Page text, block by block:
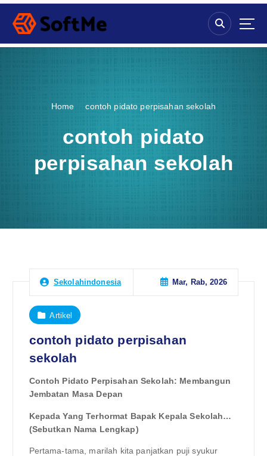
S
p
Home contoh pidato perpisahan sekolah
contoh pidato
perpisahan sekolah
Sekolahindonesia Mar, Rab, 2026
Artikel
contoh pidato perpisahan
sekolah
Contoh Pidato Perpisahan Sekolah: Membangun
Jembatan Masa Depan
Kepada Yang Terhormat Bapak Kepala Sekolah…
(Sebutkan Nama Lengkap)
Pertama-tama, marilah kita panjatkan puji syukur